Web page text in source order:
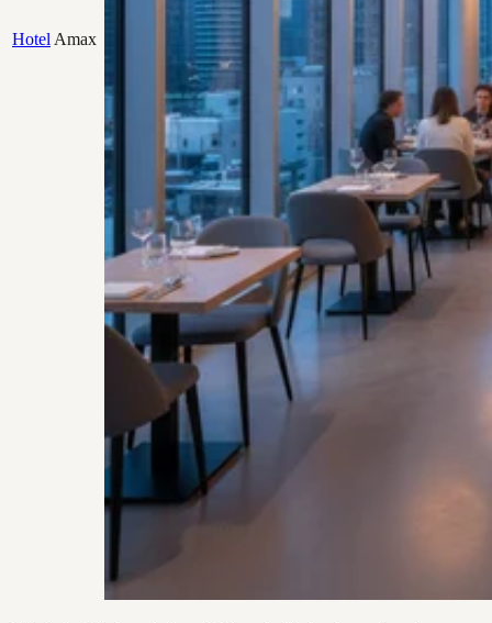
Hotel Amax